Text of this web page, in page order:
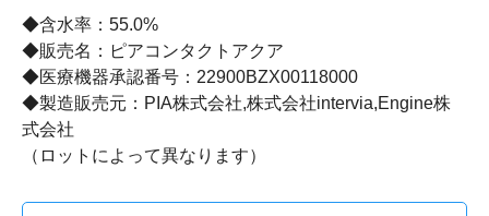
◆含水率：55.0%
◆販売名：ピアコンタクトアクア
◆医療機器承認番号：22900BZX00118000
◆製造販売元：PIA株式会社,株式会社intervia,Engine株
式会社
（ロットによって異なります）